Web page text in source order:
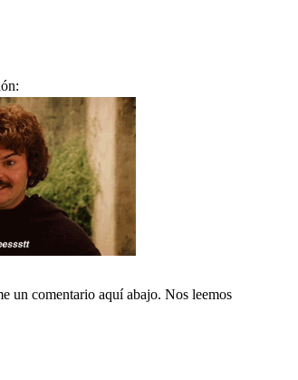
un comentario aquí abajo. Nos leemos